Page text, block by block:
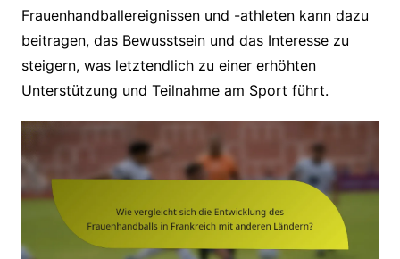
Frauenhandballereignissen und -athleten kann dazu
beitragen, das Bewusstsein und das Interesse zu
steigern, was letztendlich zu einer erhöhten
Unterstützung und Teilnahme am Sport führt.